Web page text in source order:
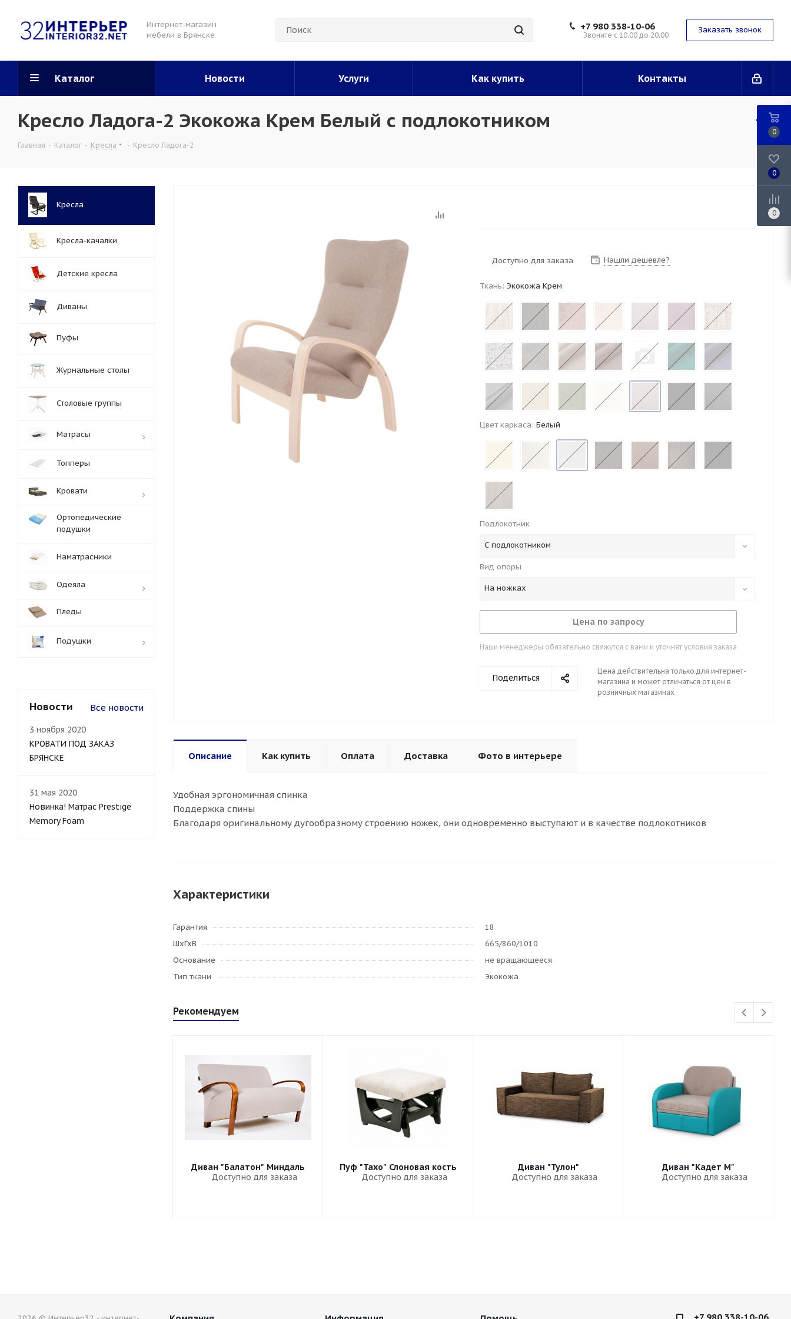
Интернет-магазин
мебели в Брянске
+7 980 338-10-06
Звоните с 10:00 до 20:00
Заказать звонок
Каталог Новости Услуги Как купить Контакты
Кресло Ладога-2 Экокожа Крем Белый с подлокотником
Главная - Каталог - Кресла - Кресло Ладога-2
Доступно для заказа Нашли дешевле?
Ткань: Экокожа Крем
Цвет каркаса: Белый
Подлокотник
С подлокотником
Вид опоры
На ножках
Цена по запросу
Наши менеджеры обязательно свяжутся с вами и уточнят условия заказа
Поделиться
Цена действительна только для интернет-
магазина и может отличаться от цен в
розничных магазинах
Описание Как купить Оплата Доставка Фото в интерьере
Удобная эргономичная спинка
Поддержка спины
Благодаря оригинальному дугообразному строению ножек, они одновременно выступают и в качестве подлокотников
Характеристики
Гарантия
18
ШхГхВ
665/860/1010
Основание
не вращающееся
Тип ткани
Экокожа
Рекомендуем
Диван "Балатон" Миндаль
Доступно для заказа
Пуф "Тахо" Слоновая кость
Доступно для заказа
Диван "Тулон"
Доступно для заказа
Диван "Кадет М"
Доступно для заказа
Кресла
Кресла-качалки
Детские кресла
Диваны
Пуфы
Журнальные столы
Столовые группы
Матрасы
Топперы
Кровати
Ортопедические
подушки
Наматрасники
Одеяла
Пледы
Подушки
Новости Все новости
3 ноября 2020
КРОВАТИ ПОД ЗАКАЗ
БРЯНСКЕ
31 мая 2020
Новинка! Матрас Prestige
Memory Foam
0
0
0